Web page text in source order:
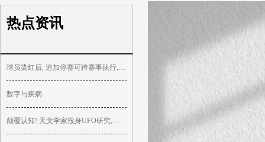
热点资讯
球员染红后, 追加停赛可跨赛事执行, 英超规则漏洞很大?
数字与疾病
颠覆认知! 天文学家投身UFO研究, 揭秘核武惊魂